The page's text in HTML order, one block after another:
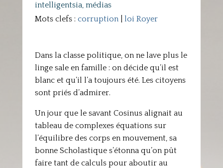
intelligentsia, médias
Mots clefs : corruption| loi Royer
Dans la classe politique, on ne lave plus le
linge sale en famille : on décide qu’il est
blanc et qu’il l’a toujours été. Les citoyens
sont priés d’admirer.
Un jour que le savant Cosinus alignait au
tableau de complexes équations sur
l’équilibre des corps en mouvement, sa
bonne Scholastique s’étonna qu’on pût
faire tant de calculs pour aboutir au